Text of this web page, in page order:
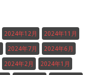
2024年12月 2024年11月
2024年7月 2024年6月
2024年2月 2024年1月